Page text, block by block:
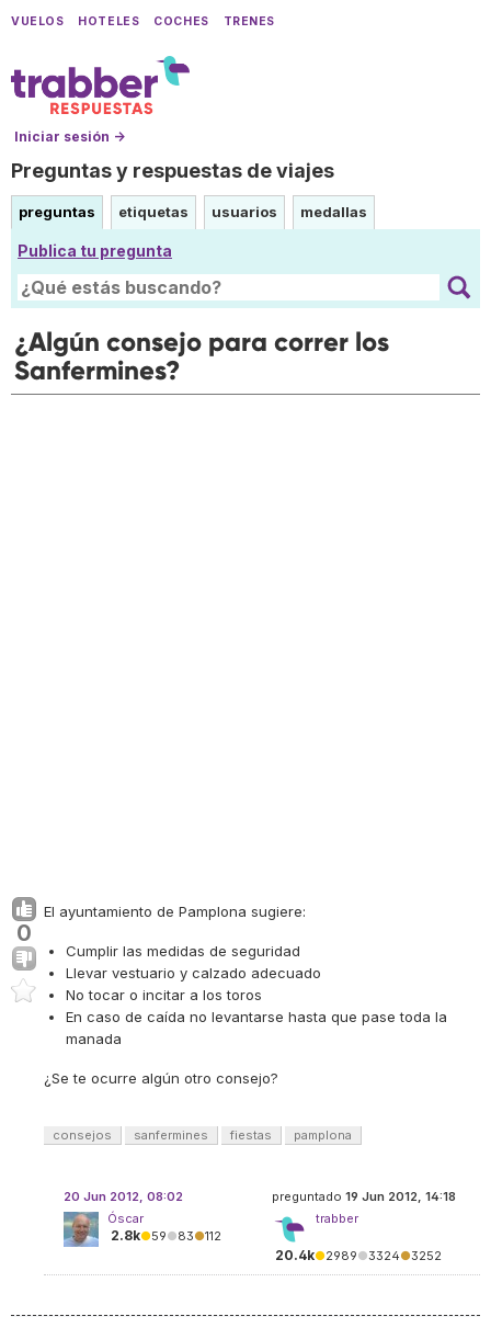
VUELOS HOTELES COCHES TRENES
Iniciar sesión →
Preguntas y respuestas de viajes
preguntas etiquetas usuarios medallas
Publica tu pregunta
¿Algún consejo para correr los
Sanfermines?
0
El ayuntamiento de Pamplona sugiere:
Cumplir las medidas de seguridad
Llevar vestuario y calzado adecuado
No tocar o incitar a los toros
En caso de caída no levantarse hasta que pase toda la
manada
¿Se te ocurre algún otro consejo?
consejos sanfermines fiestas pamplona
preguntado 19 Jun 2012, 14:18
trabber
20.4k●2989●3324●3252
20 Jun 2012, 08:02
Óscar
2.8k●59●83●112